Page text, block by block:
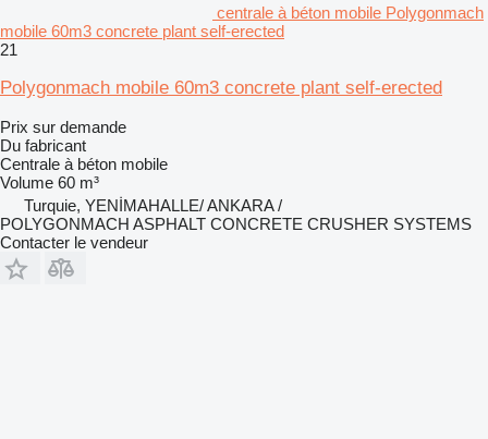
centrale à béton mobile Polygonmach
mobile 60m3 concrete plant self-erected
21
Polygonmach mobile 60m3 concrete plant self-erected
Prix sur demande
Du fabricant
Centrale à béton mobile
Volume 60 m³
Turquie, YENİMAHALLE/ ANKARA /
POLYGONMACH ASPHALT CONCRETE CRUSHER SYSTEMS
Contacter le vendeur